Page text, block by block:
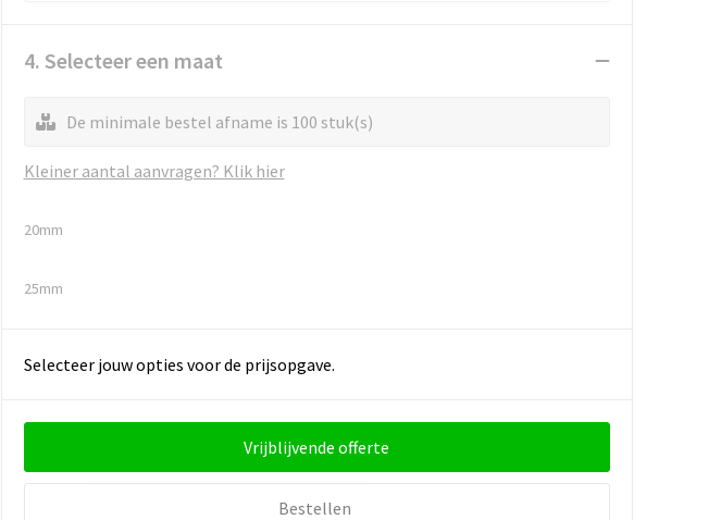
4. Selecteer een maat
De minimale bestel afname is 100 stuk(s)
Kleiner aantal aanvragen? Klik hier
20mm
25mm
Selecteer jouw opties voor de prijsopgave.
Vrijblijvende offerte
Bestellen